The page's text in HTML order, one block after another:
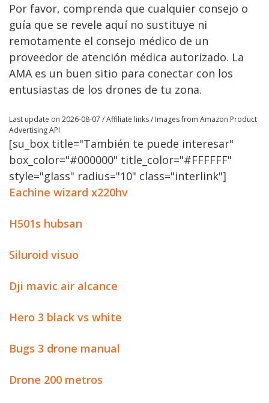
Por favor, comprenda que cualquier consejo o
guía que se revele aquí no sustituye ni
remotamente el consejo médico de un
proveedor de atención médica autorizado. La
AMA es un buen sitio para conectar con los
entusiastas de los drones de tu zona.
Last update on 2026-08-07 / Affiliate links / Images from Amazon Product
Advertising API
[su_box title="También te puede interesar"
box_color="#000000" title_color="#FFFFFF"
style="glass" radius="10" class="interlink"]
Eachine wizard x220hv
H501s hubsan
Siluroid visuo
Dji mavic air alcance
Hero 3 black vs white
Bugs 3 drone manual
Drone 200 metros